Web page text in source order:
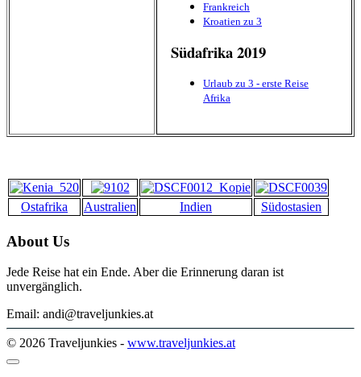
Frankreich
Kroatien zu 3
Südafrika 2019
Urlaub zu 3 - erste Reise
Afrika
Panama 2019
Spanien 2018
Indonesien 2016
Ostafrika Australien Indien Südostasien
About Us
Jede Reise hat ein Ende. Aber die Erinnerung daran ist
unvergänglich.
Email: andi@traveljunkies.at
© 2026 Traveljunkies - www.traveljunkies.at